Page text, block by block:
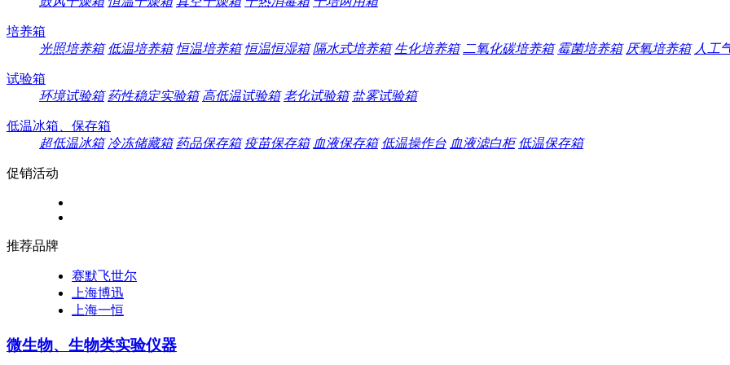
培养箱
光照培养箱 低温培养箱 恒温培养箱 恒温恒湿箱 隔水式培养箱 生化培养箱 二氧化碳培养箱 霉菌培养箱 厌氧培养箱 人工
试验箱
环境试验箱 药性稳定实验箱 高低温试验箱 老化试验箱 盐雾试验箱
低温冰箱、保存箱
超低温冰箱 冷冻储藏箱 药品保存箱 疫苗保存箱 血液保存箱 低温操作台 血液滤白柜 低温保存箱
促销活动
推荐品牌
赛默飞世尔
上海博迅
上海一恒
微生物、生物类实验仪器